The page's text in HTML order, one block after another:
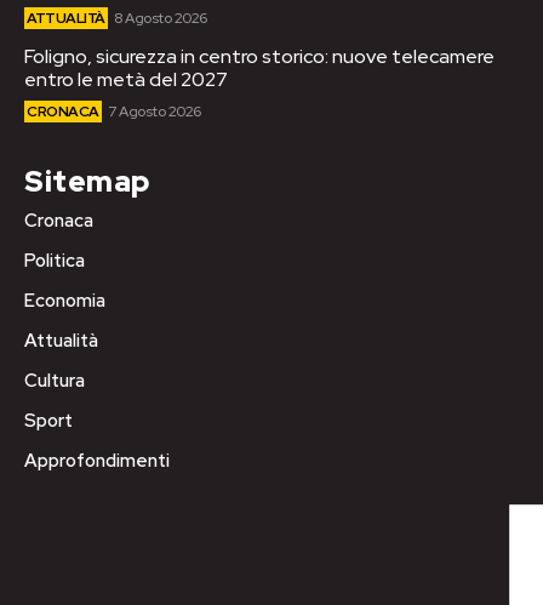
ATTUALITÀ 8 Agosto 2026
Foligno, sicurezza in centro storico: nuove telecamere
entro le metà del 2027
CRONACA 7 Agosto 2026
Sitemap
Cronaca
Politica
Economia
Attualità
Cultura
Sport
Approfondimenti